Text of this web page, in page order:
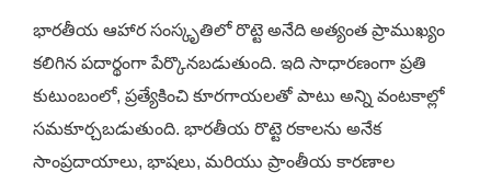
భారతీయ ఆహార సంస్కృతిలో రొట్టె అనేది అత్యంత ప్రాముఖ్యం
కలిగిన పదార్థంగా పేర్కొనబడుతుంది. ఇది సాధారణంగా ప్రతి
కుటుంబంలో, ప్రత్యేకించి కూరగాయలతో పాటు అన్ని వంటకాల్లో
సమకూర్చబడుతుంది. భారతీయ రొట్టె రకాలను అనేక
సాంప్రదాయాలు, భాషలు, మరియు ప్రాంతీయ కారణాల